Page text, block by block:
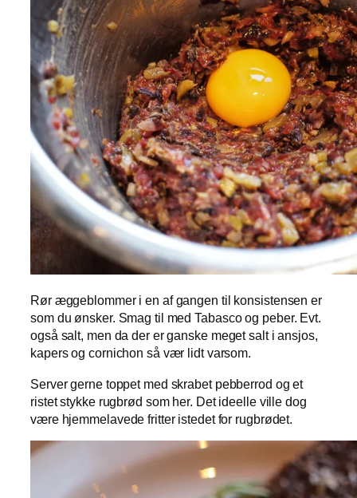
Rør æggeblommer i en af gangen til konsistensen er
som du ønsker. Smag til med Tabasco og peber. Evt.
også salt, men da der er ganske meget salt i ansjos,
kapers og cornichon så vær lidt varsom.
Server gerne toppet med skrabet pebberrod og et
ristet stykke rugbrød som her. Det ideelle ville dog
være hjemmelavede fritter istedet for rugbrødet.